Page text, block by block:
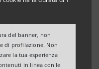
del banner, non
di profilazione. Non
la tua esperienza
in linea con le
per